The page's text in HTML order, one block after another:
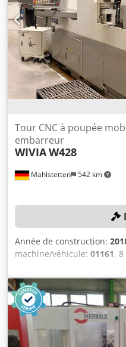
Mahlstetten 542 km
Tour CNC à poupée
embarreur
WIVIAW428
Année de construction:
machine/véhicule: 01161,
maximal : 42 mm,
mm, avec commande
à bande, transporteur de
refroidissement, chargeur
gauche), année de
22171425, refroidisseur
Tvefx Adtof